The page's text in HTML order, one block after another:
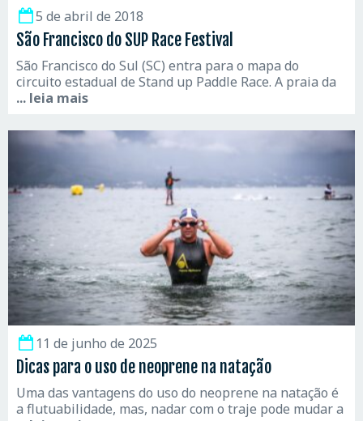
5 de abril de 2018
São Francisco do SUP Race Festival
São Francisco do Sul (SC) entra para o mapa do
circuito estadual de Stand up Paddle Race. A praia da
... leia mais
11 de junho de 2025
Dicas para o uso de neoprene na natação
Uma das vantagens do uso do neoprene na natação é
a flutuabilidade, mas, nadar com o traje pode mudar a